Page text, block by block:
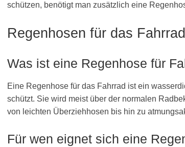
schützen, benötigt man zusätzlich eine
Regenhosen für das Fahrrad
Was ist eine Regenhose für
Eine Regenhose für das Fahrrad ist ein
schützt. Sie wird meist über der normalen
von leichten Überziehhosen bis hin zu
Für wen eignet sich eine